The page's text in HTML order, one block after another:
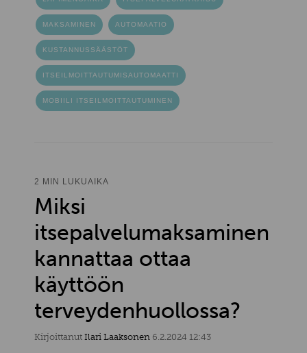
MAKSAMINEN AUTOMAATIO
KUSTANNUSSÄÄSTÖT
ITSEILMOITTAUTUMISAUTOMAATTI
MOBIILI ITSEILMOITTAUTUMINEN
2 MIN LUKUAIKA
Miksi
itsepalvelumaksaminen
kannattaa ottaa
käyttöön
terveydenhuollossa?
Kirjoittanut Ilari Laaksonen 6.2.2024 12:43